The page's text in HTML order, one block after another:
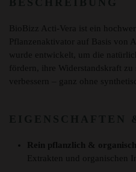
BioBizz Acti-Vera ist ein
Pflanzenaktivator auf Basis von
wurde entwickelt, um die
fördern, ihre Widerstandskraft
verbessern – ganz ohne
Rein pflanzlich &
Extrakten und organischen